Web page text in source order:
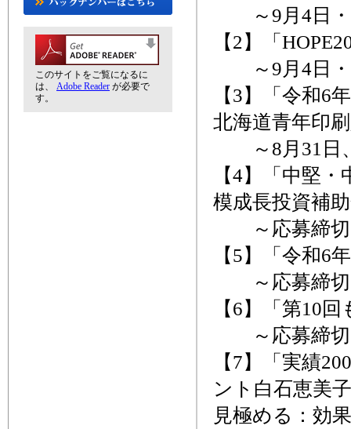
～9月4日・5
【2】「
～9月4日・5
【3】「令和6
北海道青年印
～8月31日
【4】「中堅
模成長投資補
～応募締切
【5】「令和6
～応募締切
【6】「第10
～応募締切
【7】「実績
ント白石恵美
見極める：効
このサイトをご覧になるに
は、 Adobe Reader が必要で
す。